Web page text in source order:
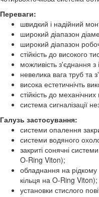
Переваги:
швидкий і надійний
широкий діапазон
широкий діапазон
стійкість до високого
можливість з'єднання
невелика вага труб та
висока естетичнічть
стійкість до
система сигналізації
Галузь застосування:
системи опалення
системи водяного
закриті сонячні
O-Ring Viton);
обладнання на
кільця на O-Ring Viton);
установки стислого